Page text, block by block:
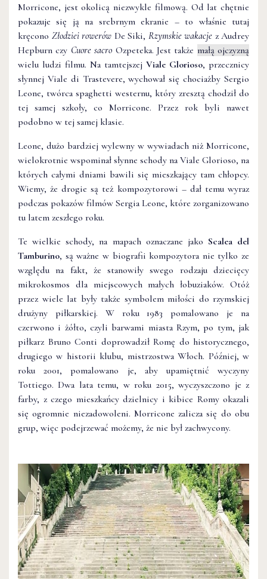
Morricone, jest okolicą niezwykle filmową. Od lat chętnie
pokazuje się ją na srebrnym ekranie – to właśnie tutaj
kręcono Złodziei rowerów De Siki, Rzymskie wakacje z Audrey
Hepburn czy Cuore sacro Ozpeteka. Jest także małą ojczyzną
wielu ludzi filmu. Na tamtejszej Viale Glorioso, przecznicy
słynnej Viale di Trastevere, wychował się chociażby Sergio
Leone, twórca spaghetti westernu, który zresztą chodził do
tej samej szkoły, co Morricone. Przez rok byli nawet
podobno w tej samej klasie.
Leone, dużo bardziej wylewny w wywiadach niż Morricone,
wielokrotnie wspominał słynne schody na Viale Glorioso, na
których całymi dniami bawili się mieszkający tam chłopcy.
Wiemy, że drogie są też kompozytorowi – dał temu wyraz
podczas pokazów filmów Sergia Leone, które zorganizowano
tu latem zeszłego roku.
Te wielkie schody, na mapach oznaczane jako Scalea del
Tamburino, są ważne w biografii kompozytora nie tylko ze
względu na fakt, że stanowiły swego rodzaju dziecięcy
mikrokosmos dla miejscowych małych łobuziaków. Otóż
przez wiele lat były także symbolem miłości do rzymskiej
drużyny piłkarskiej. W roku 1983 pomalowano je na
czerwono i żółto, czyli barwami miasta Rzym, po tym, jak
piłkarz Bruno Conti doprowadził Romę do historycznego,
drugiego w historii klubu, mistrzostwa Włoch. Później, w
roku 2001, pomalowano je, aby upamiętnić wyczyny
Tottiego. Dwa lata temu, w roku 2015, wyczyszczono je z
farby, z czego mieszkańcy dzielnicy i kibice Romy okazali
się ogromnie niezadowoleni. Morricone zalicza się do obu
grup, więc podejrzewać możemy, że nie był zachwycony.